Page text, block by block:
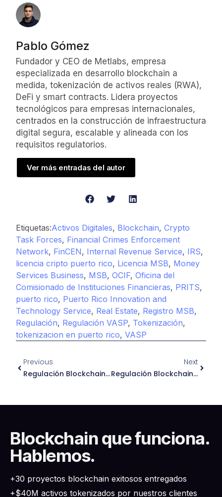
Pablo Gómez
Fundador y CEO de Metlabs, empresa
especializada en desarrollo blockchain a
medida, tokenización de activos reales (RWA),
DeFi y smart contracts. Lidera proyectos
tecnológicos para empresas internacionales,
centrados en la construcción de infraestructura
digital segura, escalable y alineada con los
requisitos regulatorios.
Ver más entradas del autor
Etiquetas:Activos Digitales, Blockchain, Crypto
Task Forces, Financial Crimes Enforcement
Network, FinCEN, Internal Revenue Service, IRS,
licencia cripto puerto rico, Licencia MSB, Money
Services Business, MSB, OCIF, Oficina del
Comisionado de Instituciones Financieras, PRITS,
puerto rico, Puerto Rico Innovation and
Technology Service, Real Estate, Registro MSB,
Regulación, Regulación VASP, Tokenización,
tokenizacion en puerto rico, VASP
Previous
Regulación Blockchain En Italia: Guía Esencial 2026
Next
Regulación Blockchain En Países Bajos: Guía Esencial 2026
Blockchain que funciona.
Hablemos.
+30 proyectos blockchain exitosos entregados
+$40M activos tokenizados por nuestros clientes